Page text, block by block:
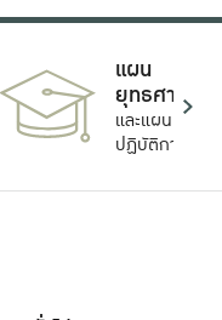
แผน
ยุทธศาสตร์
และแผน
ปฏิบัติการ